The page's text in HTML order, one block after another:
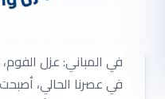
في المباني: عزل الفوم،
في عصرنا الحالي،